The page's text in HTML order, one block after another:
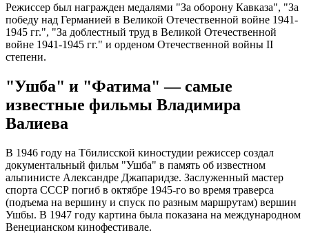
Режиссер был награжден медалями "За оборону Кавказа", "За
победу над Германией в Великой Отечественной войне 1941-
1945 гг.", "За доблестный труд в Великой Отечественной
войне 1941-1945 гг." и орденом Отечественной войны II
степени.
"Ушба" и "Фатима" — самые
известные фильмы Владимира
Валиева
В 1946 году на Тбилисской киностудии режиссер создал
документальный фильм "Ушба" в память об известном
альпинисте Александре Джапаридзе. Заслуженный мастер
спорта СССР погиб в октябре 1945-го во время траверса
(подъема на вершину и спуск по разным маршрутам) вершин
Ушбы. В 1947 году картина была показана на международном
Венецианском кинофестивале.